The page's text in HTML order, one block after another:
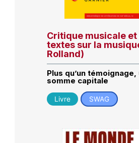
Critique musicale
textes sur la
Rolland)
Plus qu’un témoignage,
somme capitale
Livre SWAG